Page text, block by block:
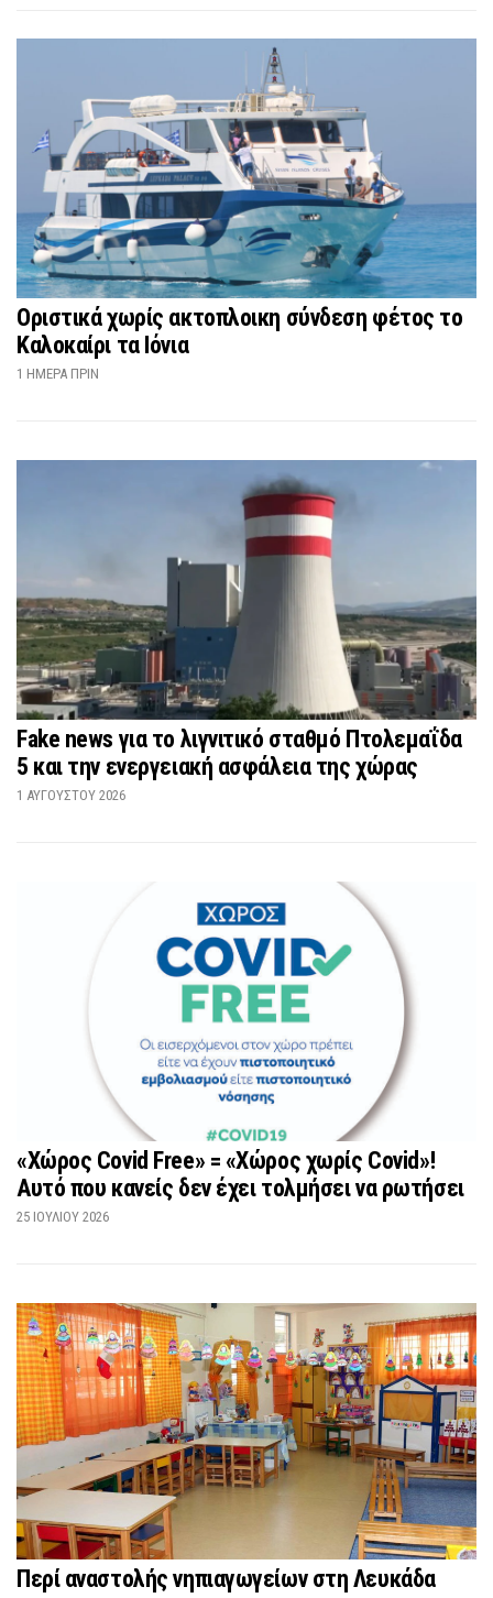
Οριστικά χωρίς ακτοπλοικη σύνδεση φέτος το
Καλοκαίρι τα Ιόνια
1 ΗΜΈΡΑ ΠΡΙΝ
Fake news για το λιγνιτικό σταθμό Πτολεμαΐδα
5 και την ενεργειακή ασφάλεια της χώρας
1 ΑΥΓΟΎΣΤΟΥ 2026
«Χώρος Covid Free» = «Χώρος χωρίς Covid»!
Αυτό που κανείς δεν έχει τολμήσει να ρωτήσει
25 ΙΟΥΛΊΟΥ 2026
Περί αναστολής νηπιαγωγείων στη Λευκάδα